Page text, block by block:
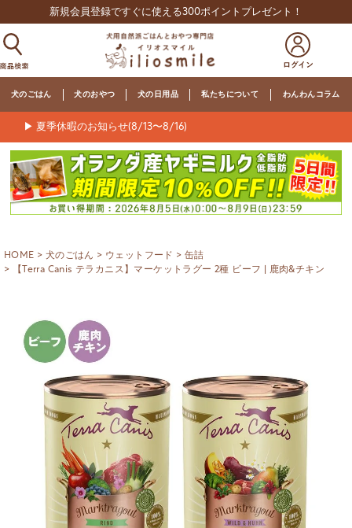
新規会員登録ですぐに使える300ポイントプレゼント！
犬のごはん 犬のおやつ 犬の日用品 私たちについて わんわんコラム
▶ 夏季休暇のお知らせ(8/13〜8/16)
HOME 犬のごはん ウェットフード
缶詰
【Terra Canis テラカニス】マーケットラグー 2種 ビーフ | 鹿肉&チキン